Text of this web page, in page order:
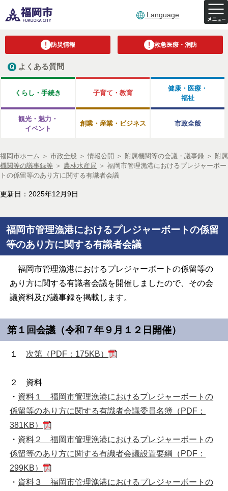
Language
防災情報 救急医療・消防
よくある質問
くらし・手続き 子育て・教育
健康・医療・
福祉
観光・魅力・
イベント
創業・産業・ビジネス 市政全般
福岡市ホーム ＞ 市政全般 ＞ 情報公開 ＞ 附属機関等の会議・議事録 ＞ 附属
機関等の議事録等 ＞ 農林水産局 ＞ 福岡市管理漁港におけるプレジャーボー
トの係留等のあり方に関する有識者会議
更新日：2025年12月9日
福岡市管理漁港におけるプレジャーボートの係留
等のあり方に関する有識者会議
福岡市管理漁港におけるプレジャーボートの係留等の
あり方に関する有識者会議を開催しましたので、その会
議資料及び議事録を掲載します。
第１回会議（令和７年９月１２日開催）
１ 次第（PDF：175KB）
２ 資料
・ 資料１ 福岡市管理漁港におけるプレジャーボートの
係留等のあり方に関する有識者会議委員名簿（PDF：
381KB）
・ 資料２ 福岡市管理漁港におけるプレジャーボートの
係留等のあり方に関する有識者会議設置要綱（PDF：
299KB）
・ 資料３ 福岡市管理漁港におけるプレジャーボートの